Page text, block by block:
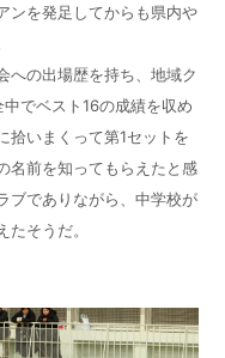
ンを発足してからも県内や
の出場歴を持ち、地域ク
中でベスト16の成績を収め
拾いまくって第1セットを
名前を知ってもらえたと感
ブでありながら、中学校が
そうだ。